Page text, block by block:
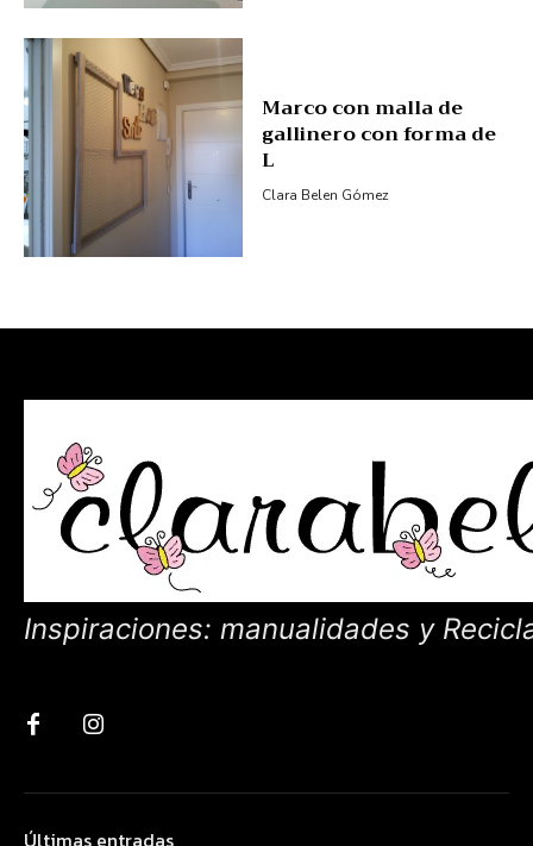
Marco con malla de
gallinero con forma de
L
Clara Belen Gómez
Inspiraciones: manualidades y
Últimas entradas